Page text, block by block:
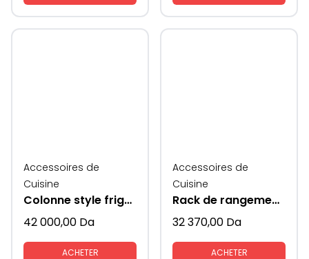
Accessoires de
Cuisine
Colonne style frigo avec coté en verre KAV
42 000,00 Da
ACHETER
Accessoires de
Cuisine
Rack de rangement mural multifonctionnwl supeni
32 370,00 Da
ACHETER